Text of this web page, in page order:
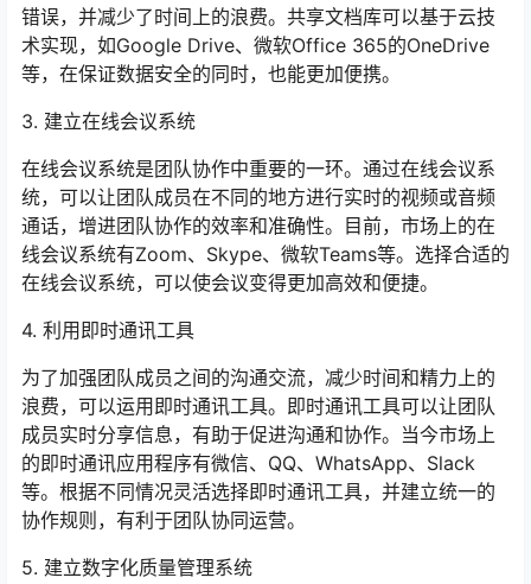
错误，并减少了时间上的浪费。共享文档库可以基于云技
术实现，如Google Drive、微软Office 365的OneDrive
等，在保证数据安全的同时，也能更加便携。
3. 建立在线会议系统
在线会议系统是团队协作中重要的一环。通过在线会议系
统，可以让团队成员在不同的地方进行实时的视频或音频
通话，增进团队协作的效率和准确性。目前，市场上的在
线会议系统有Zoom、Skype、微软Teams等。选择合适的
在线会议系统，可以使会议变得更加高效和便捷。
4. 利用即时通讯工具
为了加强团队成员之间的沟通交流，减少时间和精力上的
浪费，可以运用即时通讯工具。即时通讯工具可以让团队
成员实时分享信息，有助于促进沟通和协作。当今市场上
的即时通讯应用程序有微信、QQ、WhatsApp、Slack
等。根据不同情况灵活选择即时通讯工具，并建立统一的
协作规则，有利于团队协同运营。
5. 建立数字化质量管理系统